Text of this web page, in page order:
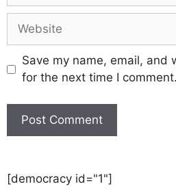
Save my name, email, and
for the next time I comment.
[democracy id="1"]